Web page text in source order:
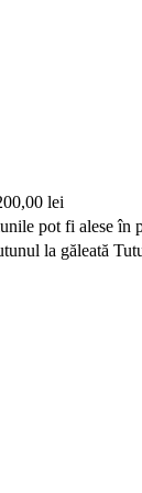
lei
pot fi alese în
la găleată